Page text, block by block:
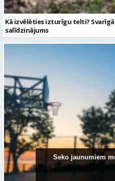
Kā izvēlēties izturīgu telti?
salīdzinājums
Seko jaunumiem